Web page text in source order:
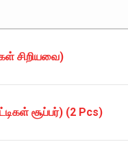
சிறியவை)
சூப்பர்) (2 Pcs)